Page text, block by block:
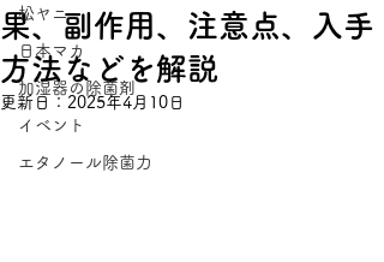
松ヤニ
日本マカ
加湿器の除菌剤
イベント
エタノール除菌力
果、副作用、注意点、入手
方法などを解説
更新日： 2025年4月10日